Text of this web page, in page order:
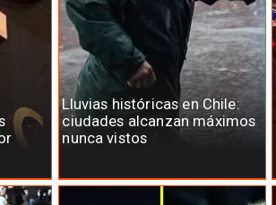
Lluvias históricas en Chile:
ciudades alcanzan máximos
nunca vistos